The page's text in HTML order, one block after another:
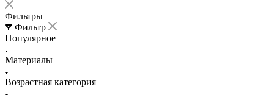
Фильтры
Фильтр
Популярное
Материалы
Возрастная категория